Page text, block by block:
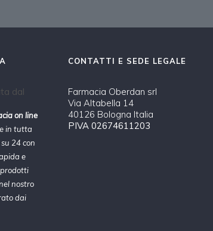
on line
in tutta
24 con
e
nostro
dai
CONTATTI E SEDE LEGALE
Farmacia Oberdan srl
Via Altabella 14
40126 Bologna Italia
PIVA 02674611203